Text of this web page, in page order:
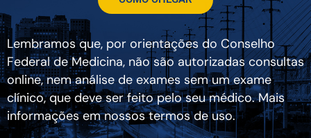
Lembramos que, por orientações do Conselho
Federal de Medicina, não são autorizadas consultas
online, nem análise de exames sem um exame
clínico, que deve ser feito pelo seu médico. Mais
informações em nossos termos de uso.